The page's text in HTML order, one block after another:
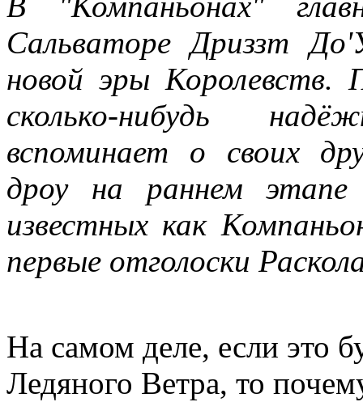
Сальваторе Дриззт
новой эры Королевств.
сколько-нибудь
вспоминает о своих
дроу на раннем
известных как
первые отголоски
На самом деле, если это
Ледяного Ветра, то